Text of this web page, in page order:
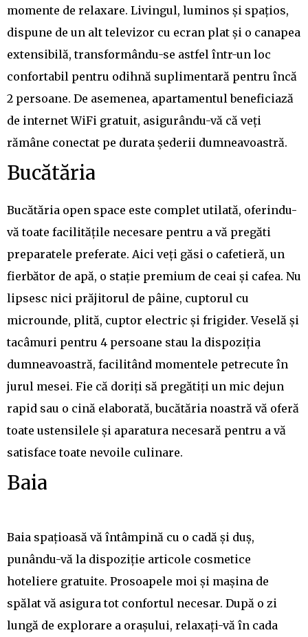
momente de relaxare. Livingul, luminos și spațios,
dispune de un alt televizor cu ecran plat și o canapea
extensibilă, transformându-se astfel într-un loc
confortabil pentru odihnă suplimentară pentru încă
2 persoane. De asemenea, apartamentul beneficiază
de internet WiFi gratuit, asigurându-vă că veți
rămâne conectat pe durata șederii dumneavoastră.
Bucătăria
Bucătăria open space este complet utilată, oferindu-
vă toate facilitățile necesare pentru a vă pregăti
preparatele preferate. Aici veți găsi o cafetieră, un
fierbător de apă, o stație premium de ceai și cafea. Nu
lipsesc nici prăjitorul de pâine, cuptorul cu
microunde, plită, cuptor electric și frigider. Veselă și
tacâmuri pentru 4 persoane stau la dispoziția
dumneavoastră, facilitând momentele petrecute în
jurul mesei. Fie că doriți să pregătiți un mic dejun
rapid sau o cină elaborată, bucătăria noastră vă oferă
toate ustensilele și aparatura necesară pentru a vă
satisface toate nevoile culinare.
Baia
Baia spațioasă vă întâmpină cu o cadă și duș,
punându-vă la dispoziție articole cosmetice
hoteliere gratuite. Prosoapele moi și mașina de
spălat vă asigura tot confortul necesar. După o zi
lungă de explorare a orașului, relaxați-vă în cada